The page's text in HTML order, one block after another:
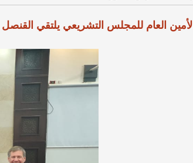
الأمين العام للمجلس التشريعي يلتقي القنصل